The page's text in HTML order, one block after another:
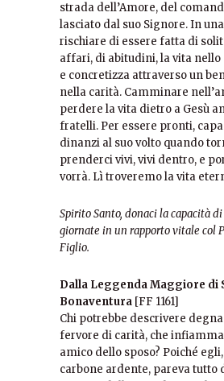
strada dell’Amore, del
lasciato dal suo Signore. In
rischiare di essere fatta di
affari, di abitudini, la vita
e concretizza attraverso un
nella carità. Camminare
perdere la vita dietro a Gesù
fratelli. Per essere pronti,
dinanzi al suo volto quando
prenderci vivi, vivi dentro, e
vorrà. Lì troveremo la vita
Spirito Santo, donaci la capacità
giornate in un rapporto vitale col
Figlio.
Dalla Leggenda Maggiore di
Bonaventura [FF 1161]
Chi potrebbe descrivere
fervore di carità, che
amico dello sposo? Poiché
carbone ardente, pareva tutto